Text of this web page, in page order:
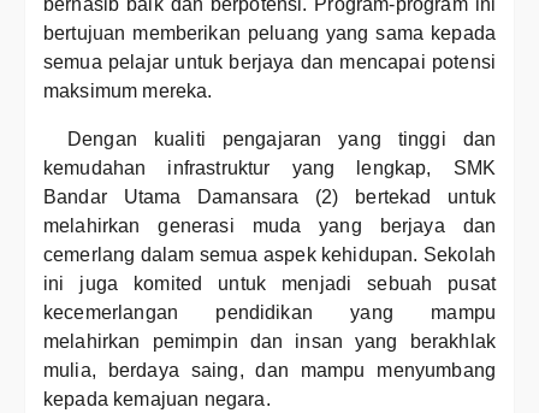
bertujuan memberikan peluang yang sama kepada
semua pelajar untuk berjaya dan mencapai potensi
maksimum mereka.
Dengan kualiti pengajaran yang tinggi dan
kemudahan infrastruktur yang lengkap, SMK
Bandar Utama Damansara (2) bertekad untuk
melahirkan generasi muda yang berjaya dan
cemerlang dalam semua aspek kehidupan. Sekolah
ini juga komited untuk menjadi sebuah pusat
kecemerlangan pendidikan yang mampu
melahirkan pemimpin dan insan yang berakhlak
mulia, berdaya saing, dan mampu menyumbang
kepada kemajuan negara.